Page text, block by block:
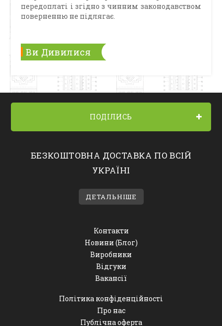
передоплаті і згідно з чинним законодавством
поверненню не підлягає.
Ви Дивилися
ПОДІЛИСЬ
БЕЗКОШТОВНА ДОСТАВКА ПО ВСІЙ
УКРАЇНІ
ДЕТАЛЬНІШЕ
Контакти
Новини (Блог)
Виробники
Відгуки
Вакансії
Політика конфіденційності
Про нас
Публічна оферта